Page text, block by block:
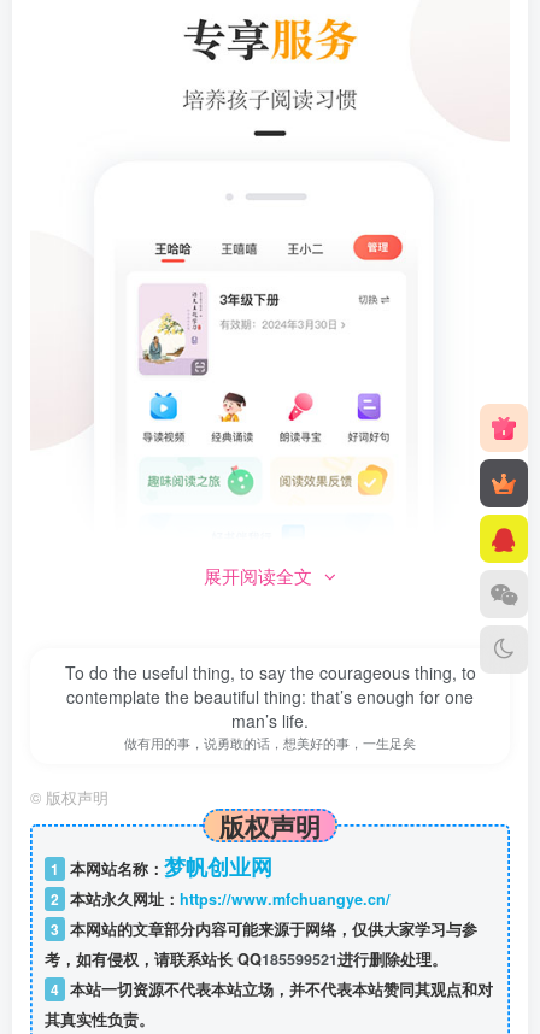
展开阅读全文
To do the useful thing, to say the courageous thing, to
contemplate the beautiful thing: that’s enough for one
man’s life.
做有用的事，说勇敢的话，想美好的事，一生足矣
© 版权声明
版权声明
1 本网站名称： 梦帆创业网
2 本站永久网址： https://www.mfchuangye.cn/
3 本网站的文章部分内容可能来源于网络，仅供大家学习与参
考，如有侵权，请联系站长 QQ185599521进行删除处理。
4 本站一切资源不代表本站立场，并不代表本站赞同其观点和对
其真实性负责。